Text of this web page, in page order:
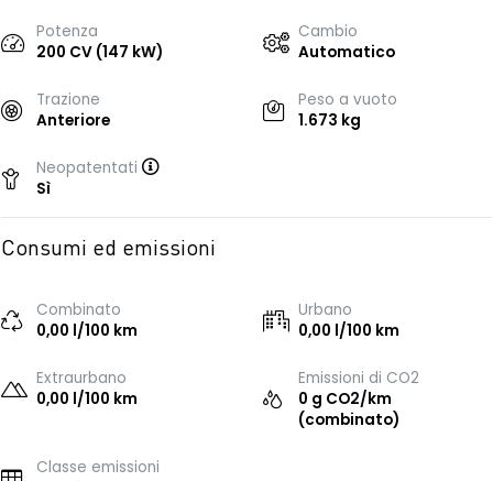
Potenza
200 CV (147 kW)
Cambio
Automatico
Trazione
Anteriore
Peso a vuoto
1.673 kg
Neopatentati
Sì
Consumi ed emissioni
Combinato
0,00 l/100 km
Urbano
0,00 l/100 km
Extraurbano
0,00 l/100 km
Emissioni di CO2
0 g CO2/km
(combinato)
Classe emissioni